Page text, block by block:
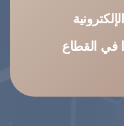
في القطاع